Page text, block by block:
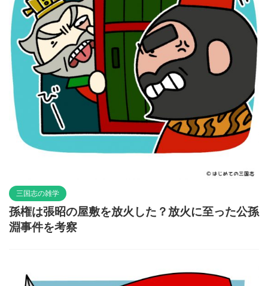
三国志の雑学
孫権は張昭の屋敷を放火した？放火に至った公孫
淵事件を考察